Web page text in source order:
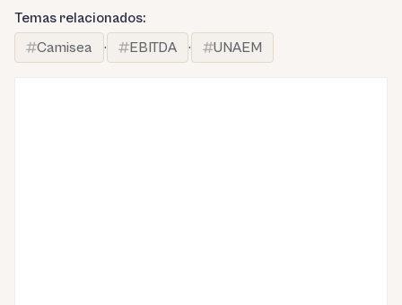
Temas relacionados:
Camisea
· EBITDA · UNAEM